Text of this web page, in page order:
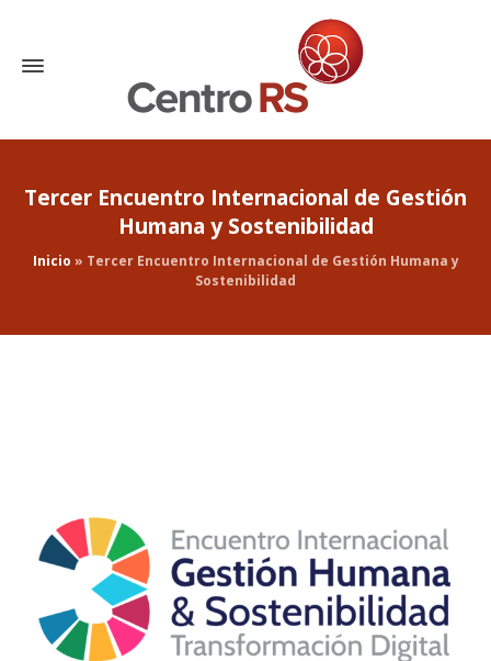
Tercer Encuentro Internacional de Gestión
Humana y Sostenibilidad
Inicio » Tercer Encuentro Internacional de Gestión Humana y
Sostenibilidad